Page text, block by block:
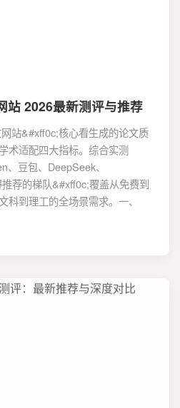
站 2026最新测评与推荐
站&#xff0c;核心看生成的论文质
术适配四大指标。综合实测
豆包、DeepSeek、
荐的梯队&#xff0c;覆盖从免费到
科到理工的全场景需求。一、